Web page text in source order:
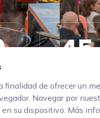
de ofrecer un
Navegar por
su dispositivo. Más
45